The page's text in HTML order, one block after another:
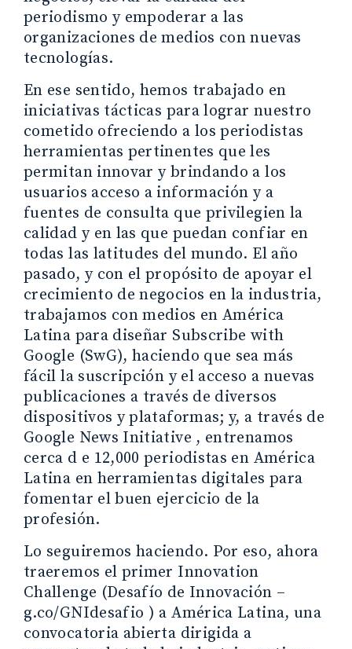
periodismo y empoderar a las
organizaciones de medios con nuevas
tecnologías.
En ese sentido, hemos trabajado en
iniciativas tácticas para lograr nuestro
cometido ofreciendo a los periodistas
herramientas pertinentes que les
permitan innovar y brindando a los
usuarios acceso a información y a
fuentes de consulta que privilegien la
calidad y en las que puedan confiar en
todas las latitudes del mundo. El año
pasado, y con el propósito de apoyar el
crecimiento de negocios en la industria,
trabajamos con medios en América
Latina para diseñar Subscribe with
Google (SwG), haciendo que sea más
fácil la suscripción y el acceso a nuevas
publicaciones a través de diversos
dispositivos y plataformas; y, a través de
Google News Initiative , entrenamos
cerca d e 12,000 periodistas en América
Latina en herramientas digitales para
fomentar el buen ejercicio de la
profesión.
Lo seguiremos haciendo. Por eso, ahora
traeremos el primer Innovation
Challenge (Desafío de Innovación –
g.co/GNIdesafio ) a América Latina, una
convocatoria abierta dirigida a